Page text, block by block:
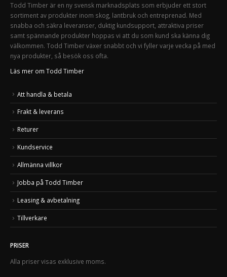
Todd Timber är en ny svensk marknadsplats som erbjuder ett stort
sortiment av produkter inom skog, lantbruk och entreprenad. Med
snabba och säkra leveranser, duktig kundsupport, attraktiva priser
samt spännande produkter hoppas vi att du som kund ska känna dig
välkommen. Todd Timber växer snabbt och vi fyller varje vecka på med
nya produkter, så besök oss ofta.
Läs mer om Todd Timber
Att handla & betala
Frakt & leverans
Returer
Kundservice
Allmänna villkor
Jobba på Todd Timber
Leasing & avbetalning
Tillverkare
PRISER
Alla priser visas exklusive moms.